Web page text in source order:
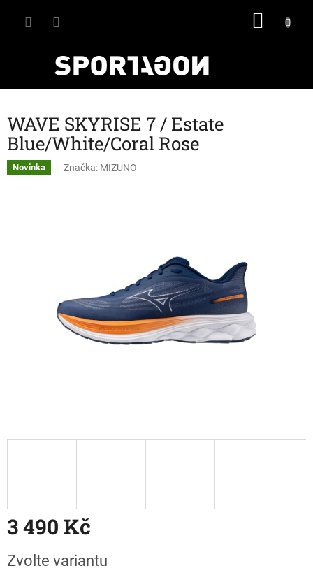
WAVE SKYRISE 7 / Estate
Blue/White/Coral Rose
Novinka Značka: MIZUNO
3 490 Kč
cena:
Zvolte variantu